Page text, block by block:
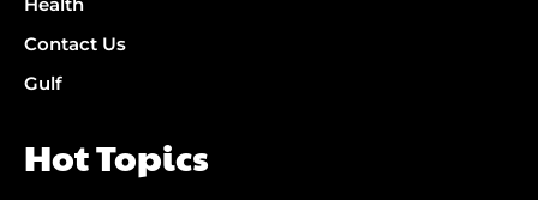
Health
Contact Us
Gulf
Hot Topics